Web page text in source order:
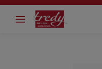
springen